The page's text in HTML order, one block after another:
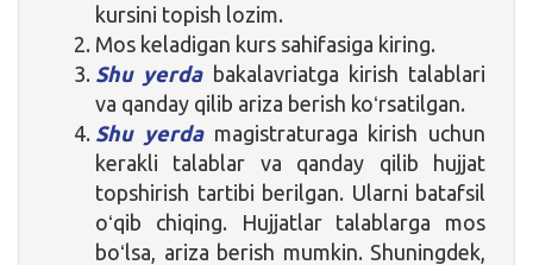
kursini topish lozim.
Mos keladigan kurs sahifasiga kiring.
Shu yerdabakalavriatga kirish talablari
va qanday qilib ariza berish koʻrsatilgan.
Shu yerdamagistraturaga kirish uchun
kerakli talablar va qanday qilib hujjat
topshirish tartibi berilgan. Ularni batafsil
oʻqib chiqing. Hujjatlar talablarga mos
boʻlsa, ariza berish mumkin. Shuningdek,